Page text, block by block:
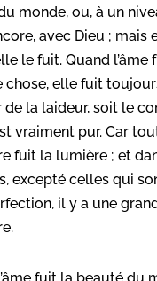
monde, ou, à un
avec Dieu ; mais
le fuit. Quand l’âme
chose, elle fuit
de la laideur, soit le
vraiment pur. Car
fuit la lumière ; et
excepté celles qui
il y a une